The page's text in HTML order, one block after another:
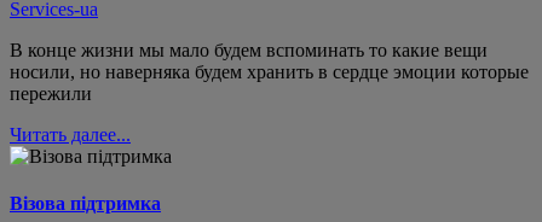
Services-ua
В конце жизни мы мало будем вспоминать то какие вещи
носили, но наверняка будем хранить в сердце эмоции которые
пережили
Читать далее...
Візова підтримка